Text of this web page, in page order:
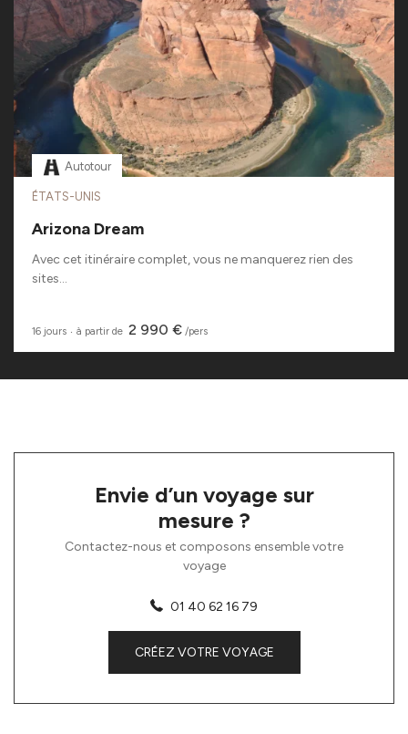
Autotour
ÉTATS-UNIS
Arizona Dream
Avec cet itinéraire complet, vous ne manquerez rien des
sites...
16 jours ‧ à partir de 2 990 € /pers
Envie d’un voyage sur
mesure ?
Contactez-nous et composons ensemble votre
voyage
01 40 62 16 79
CRÉEZ VOTRE VOYAGE